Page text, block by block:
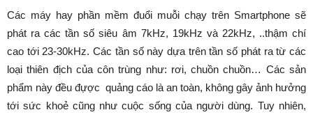
Các máy hay phần mềm đuổi muỗi chạy trên Smartphone sẽ
phát ra các tần số siêu âm 7kHz, 19kHz và 22kHz, ..thậm chí
cao tới 23-30kHz. Các tần số này dựa trên tần số phát ra từ các
loại thiên địch của côn trùng như: rơi, chuồn chuồn… Các sản
phẩm này đều đựợc quảng cáo là an toàn, không gây ảnh hưởng
tới sức khoẻ cũng như cuộc sống của người dùng. Tuy nhiên,